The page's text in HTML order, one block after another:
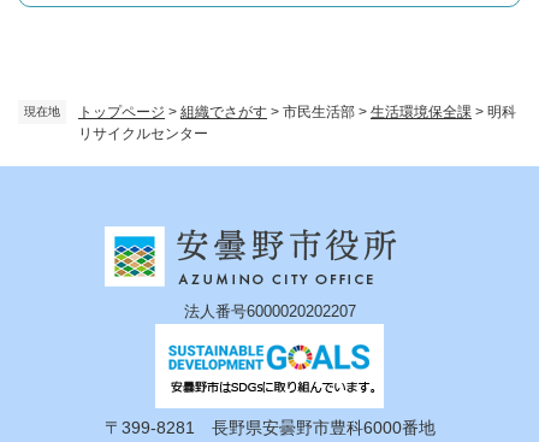
現在地 トップページ > 組織でさがす > 市民生活部 > 生活環境保全課 > 明科
リサイクルセンター
法人番号6000020202207
〒399-8281 長野県安曇野市豊科6000番地